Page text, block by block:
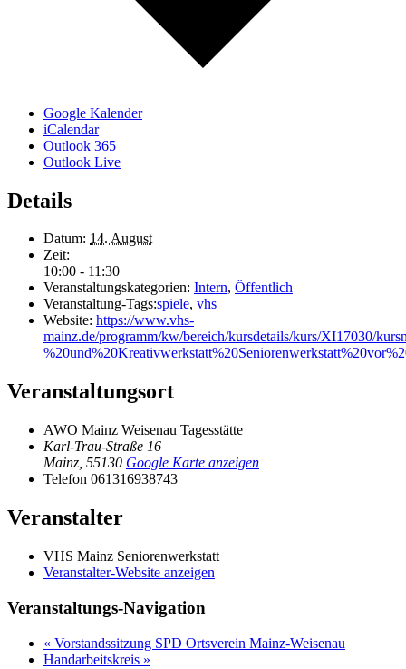
Google Kalender
iCalendar
Outlook 365
Outlook Live
Details
Datum: 14. August
Zeit:
10:00 - 11:30
Veranstaltungskategorien: Intern, Öffentlich
Veranstaltung-Tags:spiele, vhs
Website: https://www.vhs-
mainz.de/programm/kw/bereich/kursdetails/kurs/XI17030/
Veranstaltungsort
AWO Mainz Weisenau Tagesstätte
Karl-Trau-Straße 16
Mainz 55130 Google Karte anzeigen
Telefon 061316938743
Veranstalter
VHS Mainz Seniorenwerkstatt
Veranstalter-Website anzeigen
Veranstaltungs-Navigation
« Vorstandssitzung SPD Ortsverein Mainz-Weisenau
Handarbeitskreis »